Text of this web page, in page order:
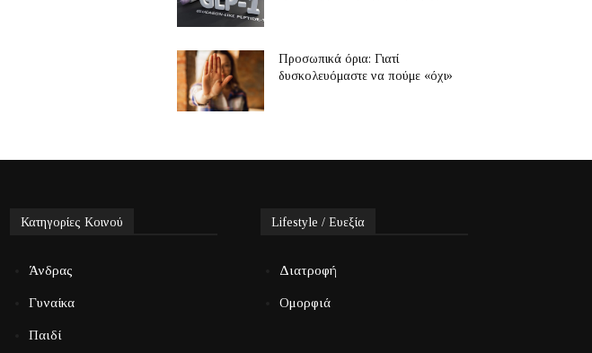
Προσωπικά όρια: Γιατί
δυσκολευόμαστε να πούμε «όχι»
Κατηγορίες Κοινού
Άνδρας
Γυναίκα
Παιδί
Lifestyle / Ευεξία
Διατροφή
Ομορφιά